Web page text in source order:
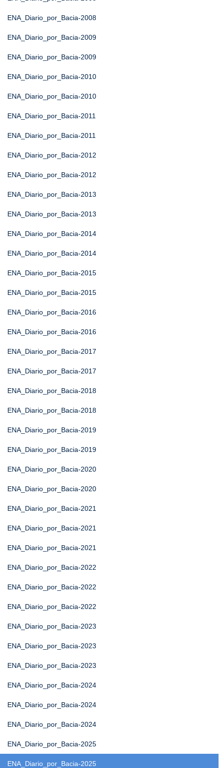
ENA_Diario_por_Bacia-2008
ENA_Diario_por_Bacia-2009
ENA_Diario_por_Bacia-2009
ENA_Diario_por_Bacia-2010
ENA_Diario_por_Bacia-2010
ENA_Diario_por_Bacia-2011
ENA_Diario_por_Bacia-2011
ENA_Diario_por_Bacia-2012
ENA_Diario_por_Bacia-2012
ENA_Diario_por_Bacia-2013
ENA_Diario_por_Bacia-2013
ENA_Diario_por_Bacia-2014
ENA_Diario_por_Bacia-2014
ENA_Diario_por_Bacia-2015
ENA_Diario_por_Bacia-2015
ENA_Diario_por_Bacia-2016
ENA_Diario_por_Bacia-2016
ENA_Diario_por_Bacia-2017
ENA_Diario_por_Bacia-2017
ENA_Diario_por_Bacia-2018
ENA_Diario_por_Bacia-2018
ENA_Diario_por_Bacia-2019
ENA_Diario_por_Bacia-2019
ENA_Diario_por_Bacia-2020
ENA_Diario_por_Bacia-2020
ENA_Diario_por_Bacia-2021
ENA_Diario_por_Bacia-2021
ENA_Diario_por_Bacia-2021
ENA_Diario_por_Bacia-2022
ENA_Diario_por_Bacia-2022
ENA_Diario_por_Bacia-2022
ENA_Diario_por_Bacia-2023
ENA_Diario_por_Bacia-2023
ENA_Diario_por_Bacia-2023
ENA_Diario_por_Bacia-2024
ENA_Diario_por_Bacia-2024
ENA_Diario_por_Bacia-2024
ENA_Diario_por_Bacia-2025
ENA_Diario_por_Bacia-2025